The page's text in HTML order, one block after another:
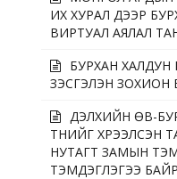
ИХ ХУРАЛ ДЭЭР
ВИРТУАЛ АЯЛАЛ
БУРХАН ХАЛДУН
ҮЗЭСГЭЛЭН
ДЭЛХИЙН ӨВ-
ТҮҮНИЙГ ХҮРЭЭЛСЭН
НУТАГТ ЗАМЫН
ТЭМДЭГЛЭГЭЭ